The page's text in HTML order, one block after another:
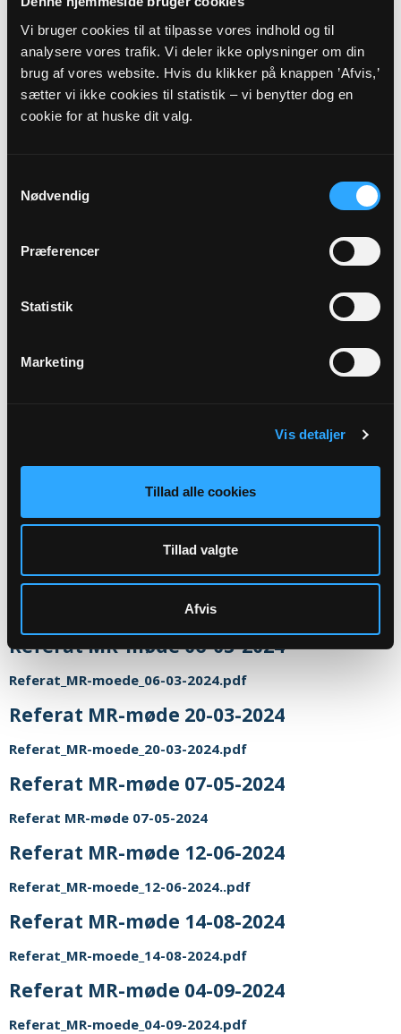
Vi bruger cookies til at tilpasse vores indhold og til
analysere vores trafik. Vi deler ikke oplysninger om din
brug af vores website. Hvis du klikker på knappen ’Afvis,’
sætter vi ikke cookies til statistik – vi benytter dog en
cookie for at huske dit valg.
Nødvendig
Præferencer
Statistik
Marketing
Vis detaljer
Tillad alle cookies
Tillad valgte
Afvis
Referat MR-møde 07-06-2023
Referat_MR-moede__07-06-2023.pdf
Referat MR-møde 13-09-2023
Referat MR-møde 8-8-2023
Referat MR-møde 14-11-2023
Referat MR-møde 22-11-2023
Referat MR-møde 10-01-2024
Referat_MR-moede_10-01-2024.pdf
Referat_MR-moede_07-02-2024.pdf
Menighedsmøde
Referat_menighedsmoede_30-01-2024.pdf
Referat MR-møde 06-03-2024
Referat_MR-moede_06-03-2024.pdf
Referat MR-møde 20-03-2024
Referat_MR-moede_20-03-2024.pdf
Referat MR-møde 07-05-2024
Referat MR-møde 07-05-2024
Referat MR-møde 12-06-2024
Referat_MR-moede_12-06-2024..pdf
Referat MR-møde 14-08-2024
Referat_MR-moede_14-08-2024.pdf
Referat MR-møde 04-09-2024
Referat_MR-moede_04-09-2024.pdf